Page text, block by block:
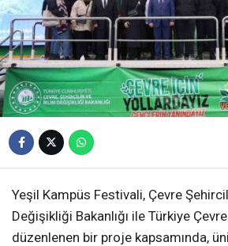
Yeşil Kampüs Festivali, Çevre
Değişikliği Bakanlığı ile Türkiye
düzenlenen bir proje kapsamında,